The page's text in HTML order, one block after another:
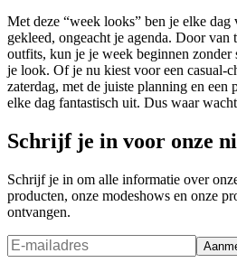
Met deze “week looks” ben je elke
gekleed, ongeacht je agenda. Door van
outfits, kun je je week beginnen zonder
je look. Of je nu kiest voor een casual-
zaterdag, met de juiste planning en een
elke dag fantastisch uit. Dus waar
Schrijf je in voor onze
Schrijf je in om alle informatie over
producten, onze modeshows en onze
ontvangen.